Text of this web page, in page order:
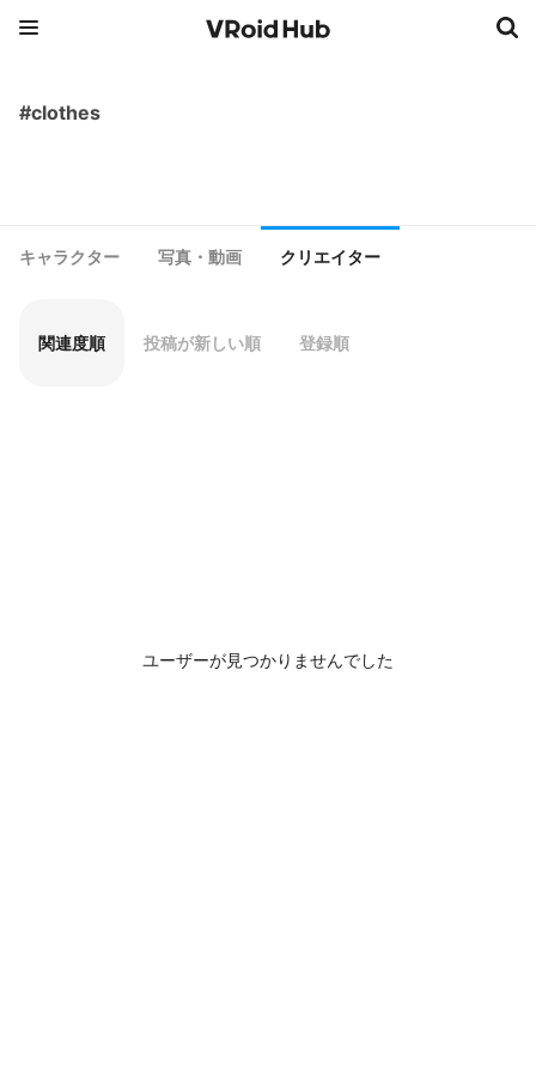
#clothes
キャラクター 写真・動画 クリエイター
関連度順 投稿が新しい順 登録順
ユーザーが見つかりませんでした